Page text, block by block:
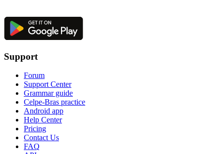
Support
Forum
Support Center
Grammar guide
Celpe-Bras practice
Android app
Help Center
Pricing
Contact Us
FAQ